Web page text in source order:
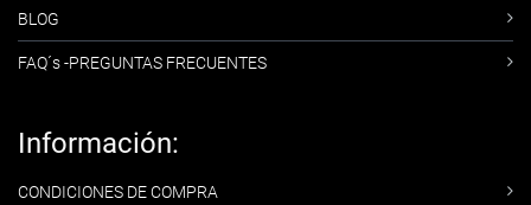
BLOG
FAQ´s -PREGUNTAS FRECUENTES
Información:
CONDICIONES DE COMPRA